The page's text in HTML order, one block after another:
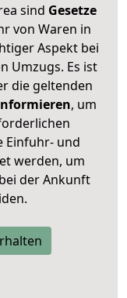
sind Gesetze
von Waren in
Aspekt bei
Umzugs. Es ist
die geltenden
, um
Einfuhr- und
werden, um
der Ankunft